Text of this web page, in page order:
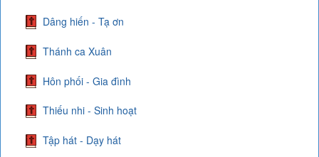
Dâng hiến - Tạ ơn
Thánh ca Xuân
Hôn phối - Gia đình
Thiếu nhi - Sinh hoạt
Tập hát - Dạy hát